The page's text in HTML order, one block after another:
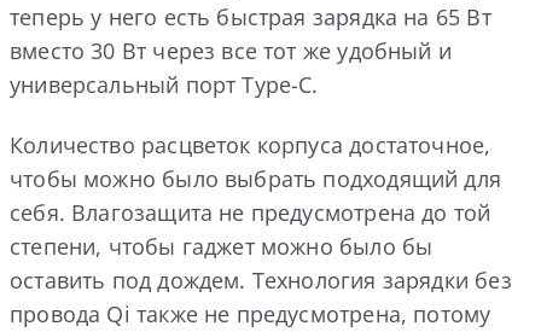
теперь у него есть быстрая зарядка на 65 Вт
вместо 30 Вт через все тот же удобный и
универсальный порт Type-C.
Количество расцветок корпуса достаточное,
чтобы можно было выбрать подходящий для
себя. Влагозащита не предусмотрена до той
степени, чтобы гаджет можно было бы
оставить под дождем. Технология зарядки без
провода Qi также не предусмотрена, потому